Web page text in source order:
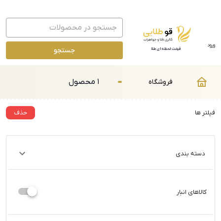
ورود
قیمت لحظه ای طلا جستجو
فروشگاه 1 محصول
فیلتر ها حذف
دسته بندی
کالاهای انبار